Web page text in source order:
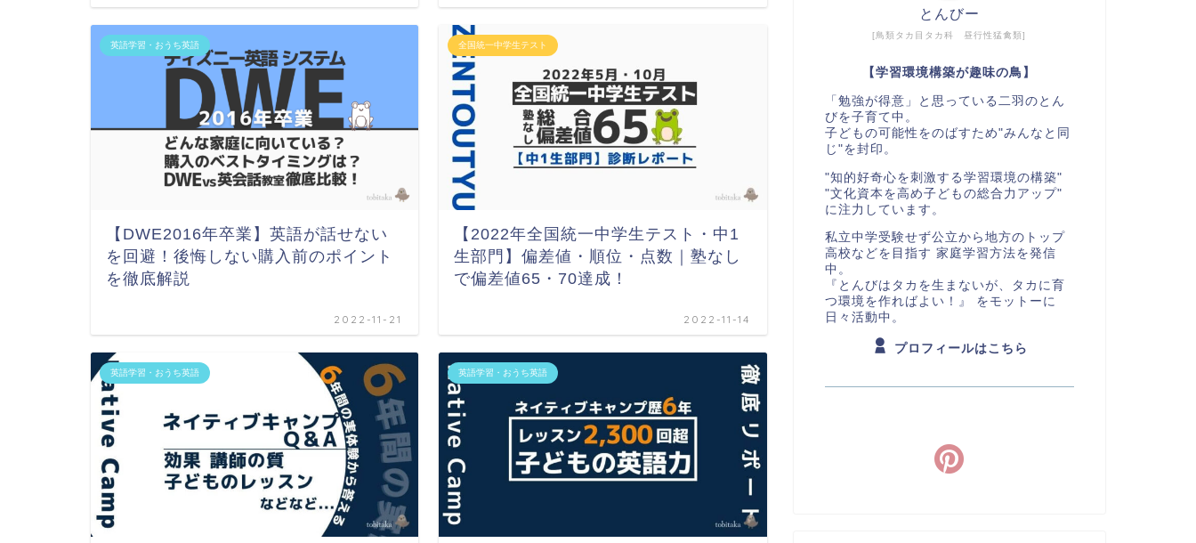
英語学習・おうち英語
【DWE2016年卒業】英語が話せない
を回避！後悔しない購入前のポイント
を徹底解説
2022-11-21
全国統一中学生テスト
【2022年全国統一中学生テスト・中1
生部門】偏差値・順位・点数｜塾なし
で偏差値65・70達成！
2022-11-14
英語学習・おうち英語 英語学習・おうち英語
[鳥類タカ目タカ科 昼行性猛禽類]
とんびー
【学習環境構築が趣味の鳥】
「勉強が得意」と思っている二羽のとん
びを子育て中。
子どもの可能性をのばすため"みんなと同
じ"を封印。
"知的好奇心を刺激する学習環境の構築"
"文化資本を高め子どもの総合力アップ"
に注力しています。
私立中学受験せず公立から地方のトップ
高校などを目指す 家庭学習方法を発信
中。
『とんびはタカを生まないが、タカに育
つ環境を作ればよい！』 をモットーに
日々活動中。
プロフィールはこちら